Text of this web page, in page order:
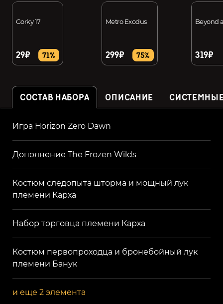
Gorky 17
29₽ 71%
Metro Exodus
299₽ 75%
Beyond
319₽
СОСТАВ НАБОРА ОПИСАНИЕ
Игра Horizon Zero Dawn
Дополнение The Frozen Wilds
Костюм следопыта шторма и мощный лук
племени Карха
Набор торговца племени Карха
Костюм первопроходца и бронебойный лук
племени Банук
и еще 2 элемента